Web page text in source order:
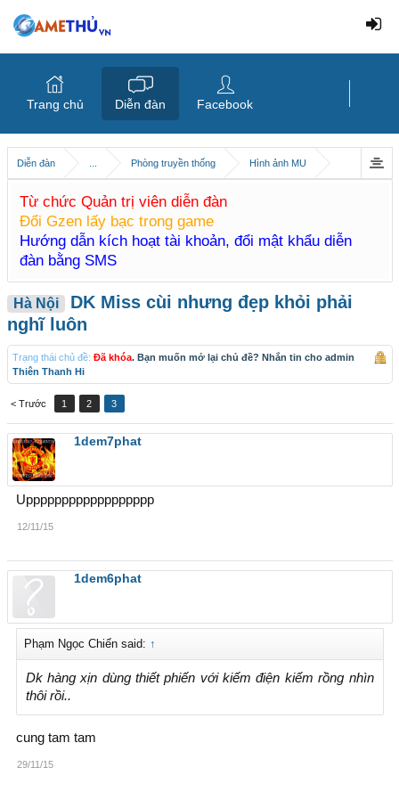
Diễn đàn Phòng truyền thống Hình ảnh MU
Từ chức Quản trị viên diễn đàn
Đổi Gzen lấy bạc trong game
Hướng dẫn kích hoạt tài khoản, đổi mật khẩu diễn
đàn bằng SMS
Hà Nội DK Miss cùi nhưng đẹp khỏi phải
nghĩ luôn
Trạng thái chủ đề: Đã khóa. Bạn muốn mở lại chủ đề? Nhắn tin cho admin
Thiên Thanh Hi
< Trước 1 2 3
1dem7phat
Upppppppppppppppppp
12/11/15
1dem6phat
Phạm Ngọc Chiến said: ↑
Dk hàng xịn dùng thiết phiến với kiếm điện kiếm rồng nhìn
thôi rồi..
cung tam tam
29/11/15
Trang chủ Diễn đàn Facebook